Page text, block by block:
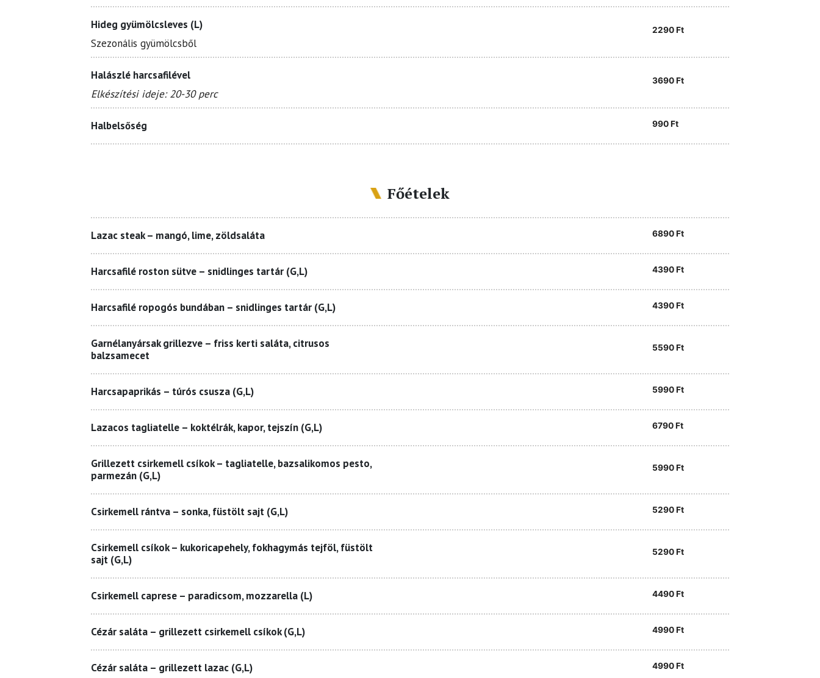
Hideg gyümölcsleves (L)
Szezonális gyümölcsből
2290Ft
Halászlé harcsafilével
Elkészítési ideje: 20-30 perc
3690Ft
Halbelsőség 990Ft
Főételek
Lazac steak – mangó, lime, zöldsaláta 6890Ft
Harcsafilé roston sütve – snidlinges tartár (G,L) 4390Ft
Harcsafilé ropogós bundában – snidlinges tartár (G,L) 4390Ft
Garnélanyársak grillezve – friss kerti saláta, citrusos
balzsamecet
5590Ft
Harcsapaprikás – túrós csusza (G,L) 5990Ft
Lazacos tagliatelle – koktélrák, kapor, tejszín (G,L) 6790Ft
Grillezett csirkemell csíkok – tagliatelle, bazsalikomos pesto,
parmezán (G,L)
5990Ft
Csirkemell rántva – sonka, füstölt sajt (G,L) 5290Ft
Csirkemell csíkok – kukoricapehely, fokhagymás tejföl, füstölt
sajt (G,L)
5290Ft
Csirkemell caprese – paradicsom, mozzarella (L) 4490Ft
Cézár saláta – grillezett csirkemell csíkok (G,L) 4990Ft
Cézár saláta – grillezett lazac (G,L) 4990Ft